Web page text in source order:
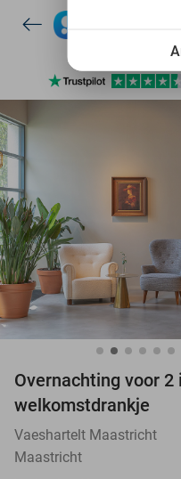
7
Overnachting voor
welkomstdrankje
Vaeshartelt Maastricht
Maastricht